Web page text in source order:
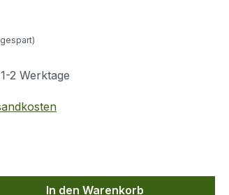
gespart)
2 Werktage
den gewünschten Wert
In den Warenkorb